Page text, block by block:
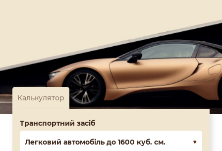
Калькулятор
Транспортний засіб
Легковий автомобіль до 1600 куб. см.